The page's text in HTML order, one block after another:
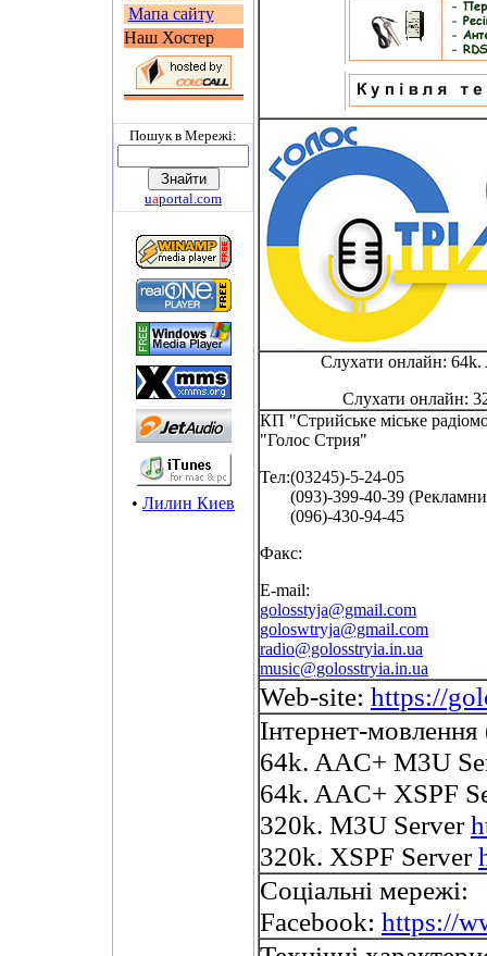
Мапа сайту
Наш Хостер
Пошук в Мережi:
uaportal.com
• Лилин Киев
Слухати онлайн:
Слухати онлайн:
КП "Стрийське міське
"Голос Стрия"
Тел:(03245)-5-24-05
(093)-399-40-39
(096)-430-94-45
Факс:
E-mail:
golosstyja@gmail.com
goloswtryja@gmail.com
radio@golosstryia.in.ua
music@golosstryia.in.ua
Web-site: https://
Інтернет-
64k. AAC+ M3U
64k. AAC+ XSPF
320k. M3U Server
320k. XSPF Server
Соціальні мережі:
Facebook: https://